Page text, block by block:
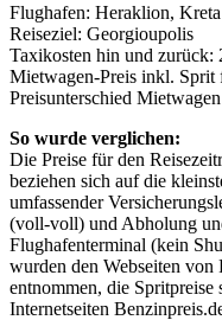
Flughafen: Heraklion, Kreta
Reiseziel: Georgioupolis
Taxikosten hin und zurück:
Mietwagen-Preis inkl. Sprit
Preisunterschied
So wurde verglichen:
Die Preise für den
beziehen sich auf die
umfassender
(voll-voll) und Abholung
Flughafenterminal (kein
wurden den Webseiten
entnommen, die Spritpreise
Internetseiten